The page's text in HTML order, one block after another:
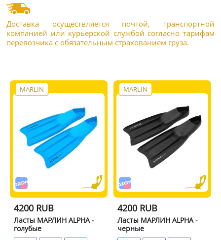
Доставка осуществляется почтой, транспортной
компанией или курьерской службой согласно тарифам
перевозчика с обязательным страхованием груза.
MARLIN
4200 RUB
Ласты МАРЛИН ALPHA -
голубые
MARLIN
4200 RUB
Ласты МАРЛИН ALPHA -
черные